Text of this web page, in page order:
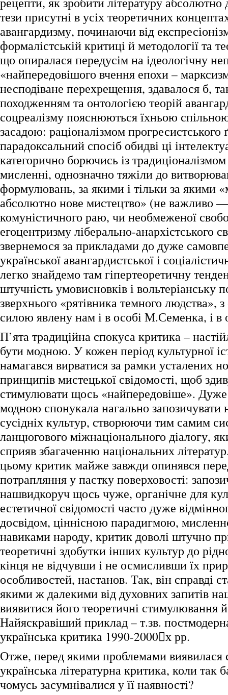
тези присутні в усіх теоретичних
авангардизму, починаючи від
формалістській критиці й методології та
що опиралася передусім на ідеологічну
«найпередовішого вчення епохи –
несподіване перехрещення, здавалося б,
походженням та онтологією теорій
соцреалізму пояснюються їхньою
засадою: раціоналізмом прогресистського
парадоксальний спосіб обидві ці
категорично борючись із традиціоналізмом
мисленні, однозначно тяжіли до
формулювань, за якими і тільки за якими
абсолютно нове мистецтво» (не важливо
комуністичного раю, чи необмеженої
егоцентризму ліберально-анархістського
звернемося за прикладами до дуже
української авангардистської і
легко знайдемо там гіпертеоретичну
штучність умовисновків і вольтеріанську
зверхнього «рятівника темного людства»,
силою явлену нам і в особі М.Семенка, і в
П’ята традиційна спокуса критика –
бути модною. У кожен період культурної
намагався вирватися за рамки усталених
принципів мистецької свідомості, щоб
стимулювати щось «найпередовіше». Дуже
модною спонукала нагально запозичувати
сусідніх культур, створюючи тим самим
ланцюгового міжнаціонального діалогу,
сприяв збагаченню національних
цьому критик майже завжди опинявся
потрапляння у пастку поверховості:
нашвидкоруч щось чуже, органічне для
естетичної свідомості часто дуже
досвідом, ціннісною парадигмою,
навиками народу, критик доволі штучно
теоретичні здобутки інших культур до
кінця не відчувши і не осмисливши їх
особливостей, настанов. Так, він справді
якими ж далекими від духовних запитів
виявитися його теоретичні стимулювання
Найяскравіший приклад – т.зв.
українська критика 1990-2000﷓х рр.
Отже, перед якими проблемами виявилася
українська літературна критика, коли так
чомусь засумнівалися у її наявності?